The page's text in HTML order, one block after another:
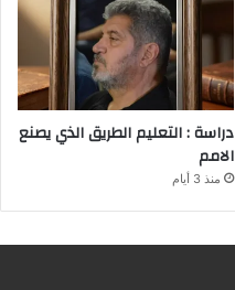
دراسة : التعليم الطريق الذي يصنع
الامم
منذ 3 أيام